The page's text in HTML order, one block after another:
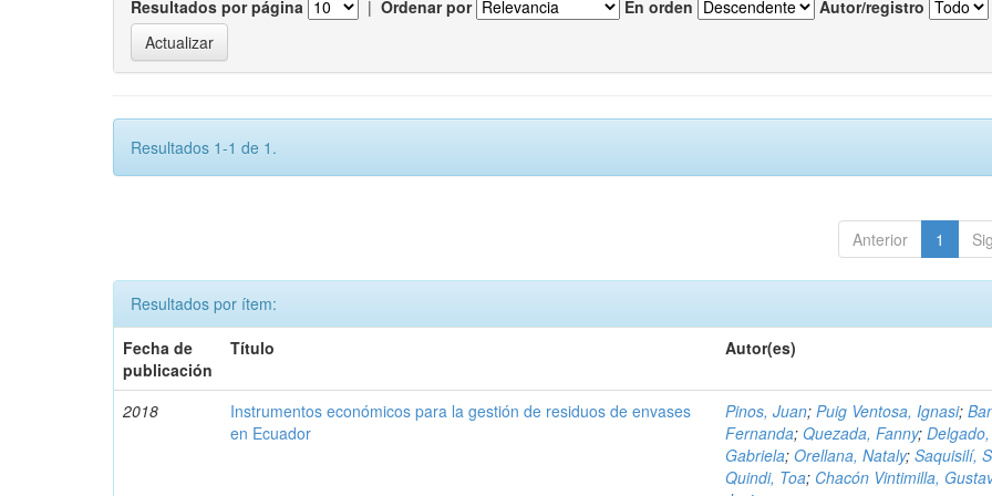
Resultados por página | Ordenar por En orden Autor/registro
Resultados 1-1 de 1.
Anterior 1
Resultados por ítem:
Fecha de
publicación
Título Autor(es)
2018
Instrumentos económicos para la gestión de residuos de envases
en Ecuador
Pinos, Juan;Puig Ventosa, Ignasi;
Fernanda;Quezada, Fanny;Delgado,
Gabriela;Orellana, Nataly;Saquisilí,
Quindi, Toa; Chacón Vintimilla,